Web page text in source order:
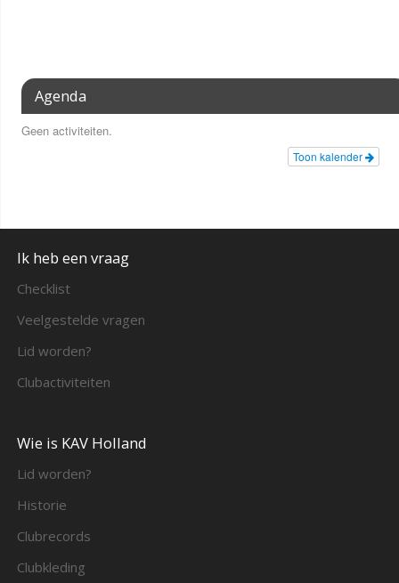
Agenda
Geen activiteiten.
Toon kalender
Ik heb een vraag
Checklist
Veelgestelde vragen
Lid worden?
Clubactiviteiten
Wie is KAV Holland
Lid worden?
Historie
Clubrecords
Clubkleding